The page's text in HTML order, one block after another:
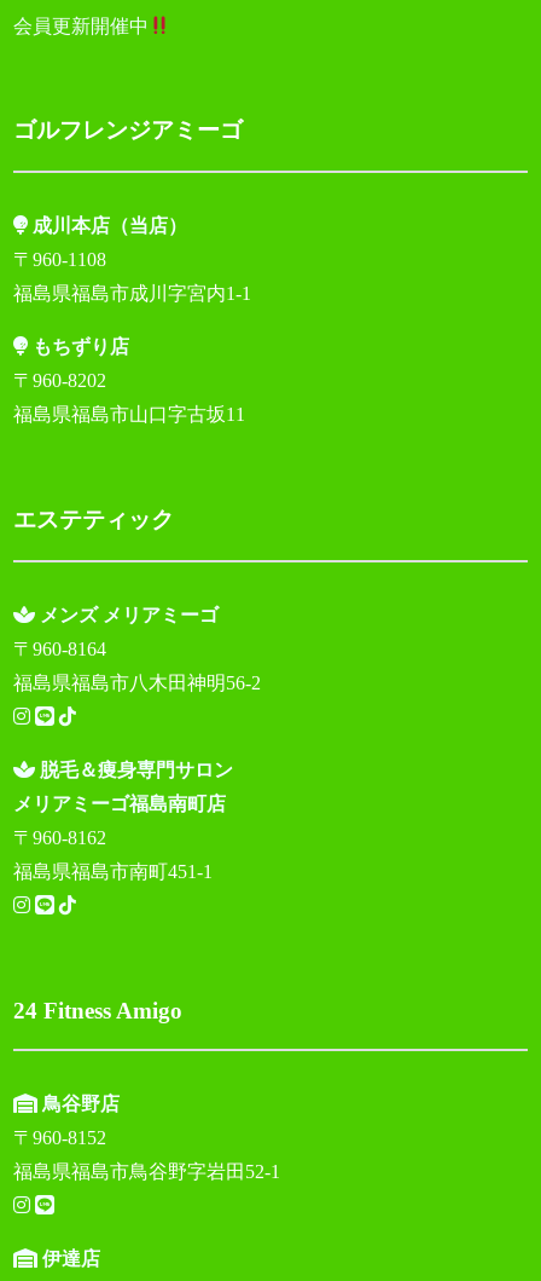
会員更新開催中
ゴルフレンジアミーゴ
成川本店（当店）
〒960-1108
福島県福島市成川字宮内1-1
もちずり店
〒960-8202
福島県福島市山口字古坂11
エステティック
メンズ メリアミーゴ
〒960-8164
福島県福島市八木田神明56-2
脱毛＆痩身専門サロン
メリアミーゴ福島南町店
〒960-8162
福島県福島市南町451-1
24 Fitness Amigo
鳥谷野店
〒960-8152
福島県福島市鳥谷野字岩田52-1
伊達店